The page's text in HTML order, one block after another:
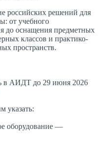
решений для
от учебного
до оснащения предметных
классов и практико-
пространств.
в АИДТ до 29 июня 2026
указать:
оборудование —